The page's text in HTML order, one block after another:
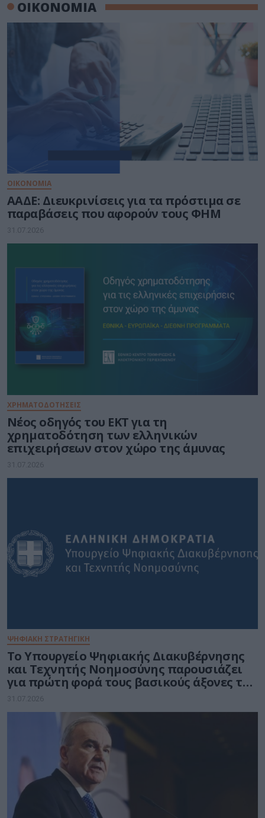
ΟΙΚΟΝΟΜΙΑ
ΟΙΚΟΝΟΜΙΑ
ΑΑΔΕ: Διευκρινίσεις για τα πρόστιμα σε
παραβάσεις που αφορούν τους ΦΗΜ
31.07.2026
ΧΡΗΜΑΤΟΔΟΤΗΣΕΙΣ
Νέος οδηγός του ΕΚΤ για τη
χρηματοδότηση των ελληνικών
επιχειρήσεων στον χώρο της άμυνας
31.07.2026
ΨΗΦΙΑΚΗ ΣΤΡΑΤΗΓΙΚΗ
Το Υπουργείο Ψηφιακής Διακυβέρνησης
και Τεχνητής Νοημοσύνης παρουσιάζει
για πρώτη φορά τους βασικούς άξονες του
νέου Εθνικού Διαστημικού Προγράμματος
31.07.2026